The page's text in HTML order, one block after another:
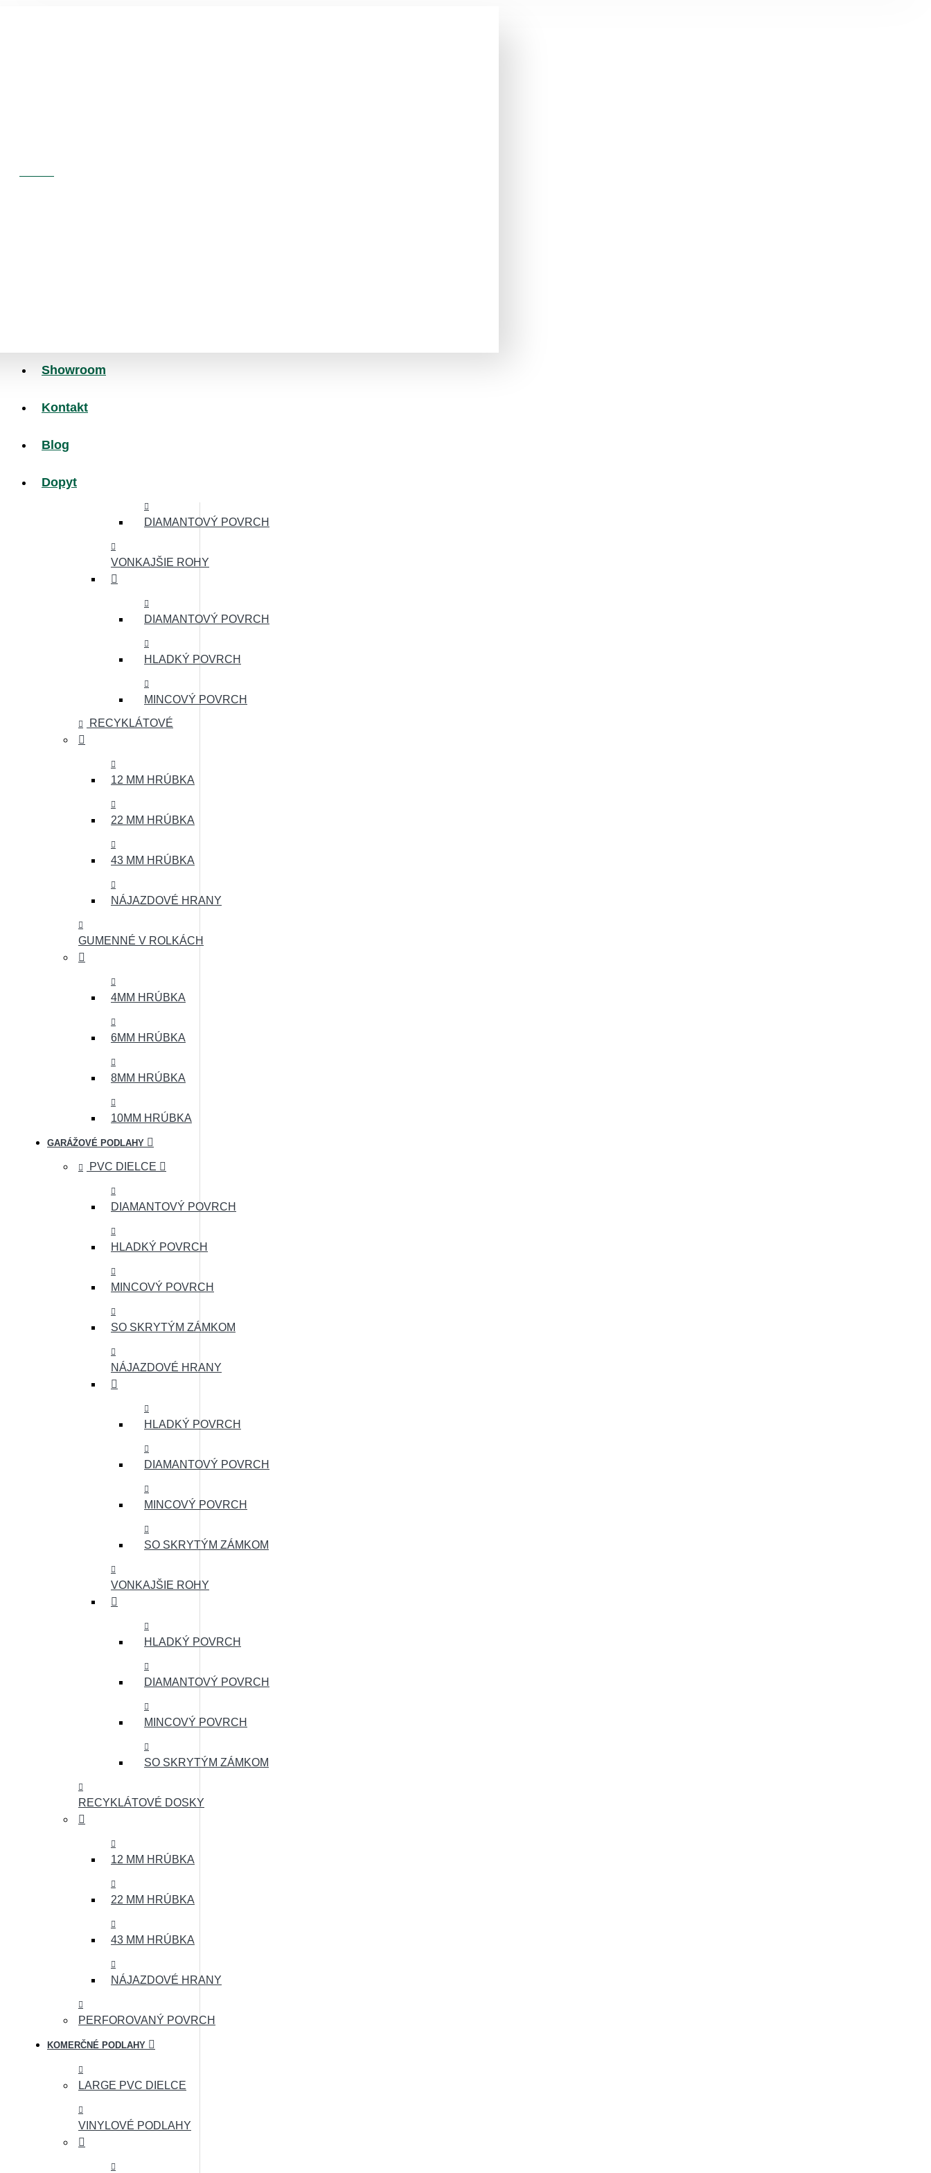
Showroom
Kontakt
Blog
Dopyt
DIAMANTOVÝ POVRCH
VONKAJŠIE ROHY
DIAMANTOVÝ POVRCH
HLADKÝ POVRCH
MINCOVÝ POVRCH
RECYKLÁTOVÉ
12 MM HRÚBKA
22 MM HRÚBKA
43 MM HRÚBKA
NÁJAZDOVÉ HRANY
GUMENNÉ V ROLKÁCH
4MM HRÚBKA
6MM HRÚBKA
8MM HRÚBKA
10MM HRÚBKA
GARÁŽOVÉ PODLAHY
PVC DIELCE
DIAMANTOVÝ POVRCH
HLADKÝ POVRCH
MINCOVÝ POVRCH
SO SKRYTÝM ZÁMKOM
NÁJAZDOVÉ HRANY
HLADKÝ POVRCH
DIAMANTOVÝ POVRCH
MINCOVÝ POVRCH
SO SKRYTÝM ZÁMKOM
VONKAJŠIE ROHY
HLADKÝ POVRCH
DIAMANTOVÝ POVRCH
MINCOVÝ POVRCH
SO SKRYTÝM ZÁMKOM
RECYKLÁTOVÉ DOSKY
12 MM HRÚBKA
22 MM HRÚBKA
43 MM HRÚBKA
NÁJAZDOVÉ HRANY
PERFOROVANÝ POVRCH
KOMERČNÉ PODLAHY
LARGE PVC DIELCE
VINYLOVÉ PODLAHY